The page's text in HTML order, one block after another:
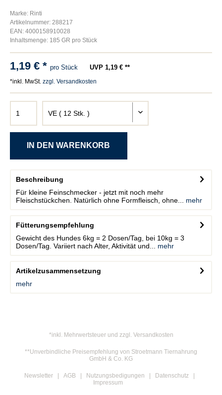
Marke: Rinti
Artikelnummer: 288217
EAN: 4000158910028
Inhaltsmenge: 185 GR pro Stück
1,19 € * pro Stück UVP 1,19 € **
*inkl. MwSt. zzgl. Versandkosten
Beschreibung
Für kleine Feinschmecker - jetzt mit noch mehr
Fleischstückchen. Natürlich ohne Formfleisch, ohne...
mehr
Fütterungsempfehlung
Gewicht des Hundes 6kg = 2 Dosen/Tag, bei 10kg = 3
Dosen/Tag. Variiert nach Alter, Aktivität und...
mehr
Artikelzusammensetzung
mehr
*inkl. Mehrwertsteuer und zzgl. Versandkosten
**Unverbindliche Preisempfehlung von Stroetmann Tiernahrung
GmbH & Co. KG
Newsletter AGB Nutzungsbedigungen
Datenschutz
Impressum